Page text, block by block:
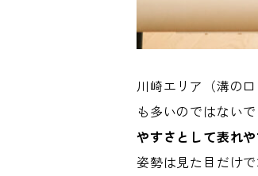
川崎エリア（溝の
も多いのではない
やすさとして表れ
姿勢は見た目だけで